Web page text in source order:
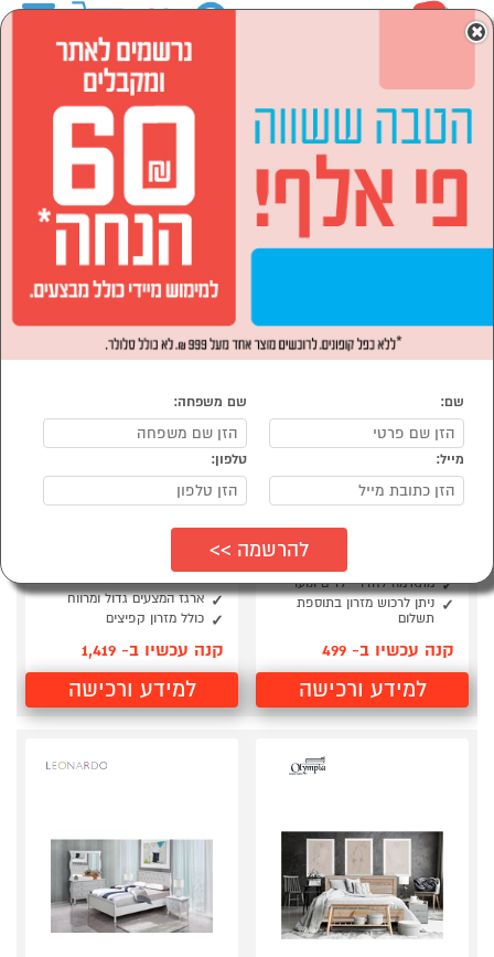
מיטות זוגיות
מיטות זוגיות
מיטה וחצי ממתכת
מתאימה לחדרי ילדים ונוער
ניתן לרכוש מזרון בתוספת
תשלום
קנה עכשיו ב- 499
למידע ורכישה
מיטה מעץ אורן מלא
מצעים+מזרן
ייחודית
ארגז המצעים גדול ומרווח
כולל מזרון קפיצים
קנה עכשיו ב- 1,419
למידע ורכישה
×
שם: שם משפחה:
מייל: טלפון: